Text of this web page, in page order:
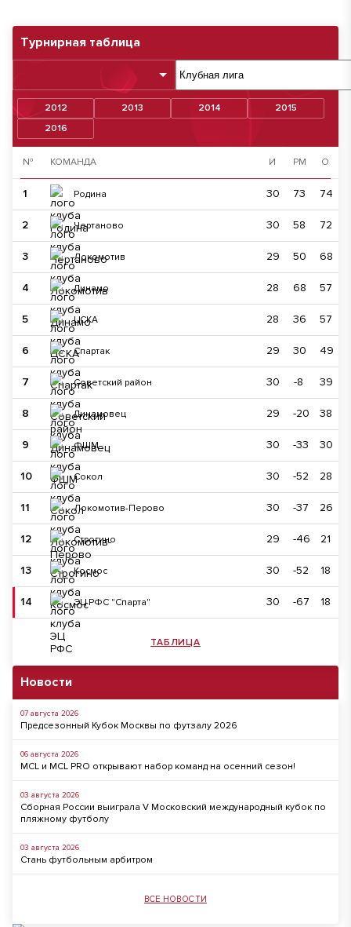
Турнирная таблица
2012 2013 2014
2015
2016
№ КОМАНДА И РМ О
1 Родина 30 73 74
2 Чертаново 30 58 72
3 Локомотив 29 50 68
4 Динамо 28 68 57
5 ЦСКА 28 36 57
6 Спартак 29 30 49
7 Советский район 30 -8 39
8 Динамовец 29 -20 38
9 ФШМ 30 -33 30
10 Сокол 30 -52 28
11 Локомотив-Перово 30 -37 26
12 Строгино 29 -46 21
13 Космос 30 -52 18
14 ЭЦ РФС "Спарта" 30 -67 18
ТАБЛИЦА
Новости
07 августа 2026
Предсезонный Кубок Москвы по футзалу 2026
06 августа 2026
MCL и MCL PRO открывают набор команд на осенний сезон!
03 августа 2026
Сборная России выиграла V Московский международный кубок по
пляжному футболу
03 августа 2026
Стань футбольным арбитром
ВСЕ НОВОСТИ